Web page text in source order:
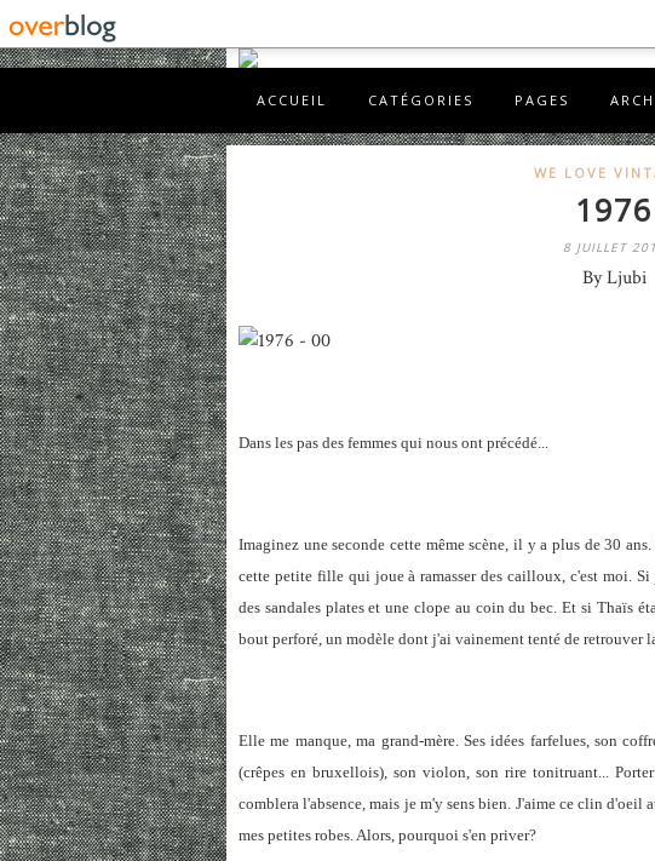
ACCUEIL CATÉGORIES PAGES
WE LOVE
1976
8 JUILLET
By Ljubi
Dans les pas des femmes qui nous ont précédé...
Imaginez une seconde cette même scène, il y a plus de 30
cette petite fille qui joue à ramasser des cailloux, c'est moi.
des sandales plates et une clope au coin du bec. Et si Thaïs
bout perforé, un modèle dont j'ai vainement tenté de retrouver
Elle me manque, ma grand-mère. Ses idées farfelues, son
(crêpes en bruxellois), son violon, son rire tonitruant...
comblera l'absence, mais je m'y sens bien. J'aime ce clin d'oeil
mes petites robes. Alors, pourquoi s'en priver?